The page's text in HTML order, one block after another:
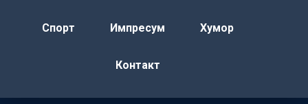
Спорт Импресум Хумор
Контакт